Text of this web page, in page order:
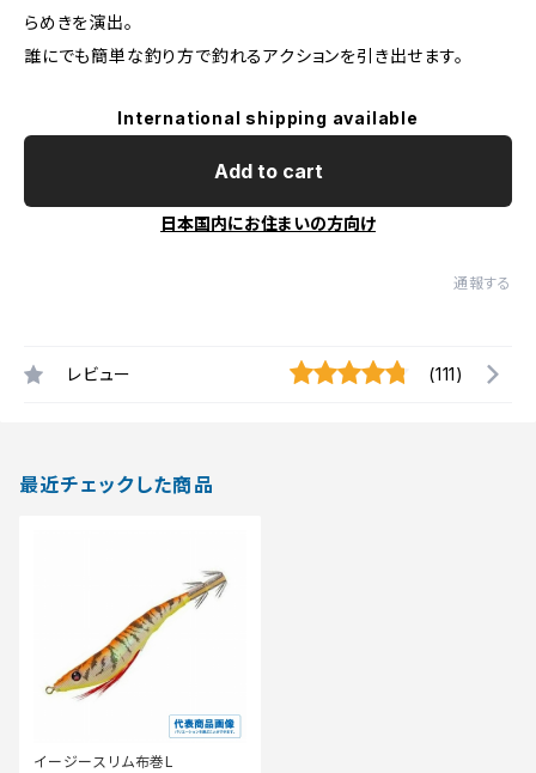
らめきを演出。
誰にでも簡単な釣り方で釣れるアクションを引き出せます。
International shipping available
Add to cart
日本国内にお住まいの方向け
通報する
レビュー (111)
最近チェックした商品
イージースリム布巻L